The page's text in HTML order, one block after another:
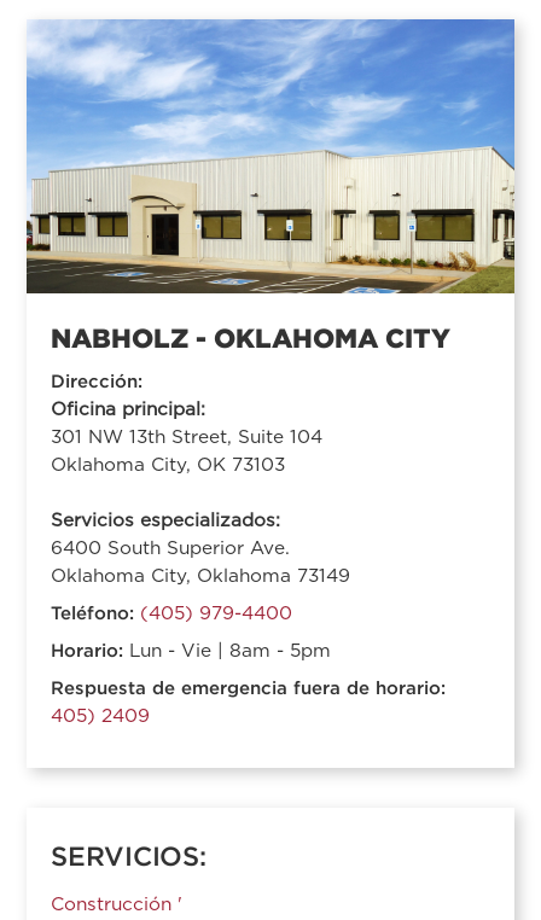
NABHOLZ - OKLAHOMA CITY
Dirección:
Oficina principal:
301 NW 13th Street, Suite 104
Oklahoma City, OK 73103
Servicios especializados:
6400 South Superior Ave.
Oklahoma City, Oklahoma 73149
Teléfono: (405) 979-4400
Horario: Lun - Vie | 8am - 5pm
Respuesta de emergencia fuera de horario:
405) 2409
SERVICIOS:
Construcción '